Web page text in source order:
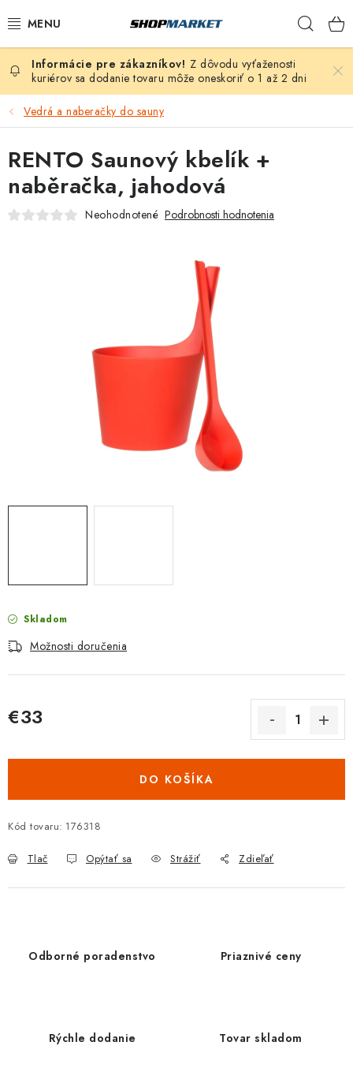
na
VÍRIVÉ VANE
SAUNY
BAZÉNY
NAFUKOVACIE VÍRIVKY
PROTIZÁPLAVOVÉ A HASIACE ZARIADENIA
OBCHODNÉ PODMIENKY
Z dôvodu vyťaženosti
kuriérov sa dodanie tovaru môže oneskoriť o 1 až 2 dni
Vedrá a naberačky do sauny
Skladom
Možnosti doručenia
€33
DO KOŠÍKA
Kód tovaru: 176318
Tlač Opýtať sa Strážiť Zdieľať
RENTO Saunový kbelík +
naběračka, jahodová
Neohodnotené Podrobnosti hodnotenia
Odborné poradenstvo Priaznivé ceny
Rýchle dodanie Tovar skladom